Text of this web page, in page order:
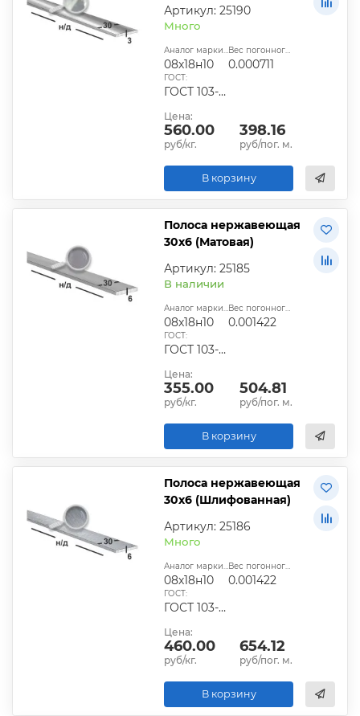
Артикул: 25190
Много
Аналог марки стали:
08х18н10
Вес погонного метра, т.:
0.000711
ГОСТ:
ГОСТ 103-2006
Цена:
560.00
руб/кг.
398.16
руб/пог. м.
В корзину
Полоса нержавеющая
30х6 (Матовая)
Артикул: 25185
В наличии
Аналог марки стали:
08х18н10
Вес погонного метра, т.:
0.001422
ГОСТ:
ГОСТ 103-2006
Цена:
355.00
руб/кг.
504.81
руб/пог. м.
В корзину
Полоса нержавеющая
30х6 (Шлифованная)
Артикул: 25186
Много
Аналог марки стали:
08х18н10
Вес погонного метра, т.:
0.001422
ГОСТ:
ГОСТ 103-2006
Цена:
460.00
руб/кг.
654.12
руб/пог. м.
В корзину